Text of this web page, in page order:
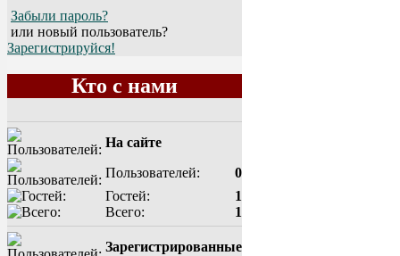
Забыли пароль?
или новый пользователь?
Зарегистрируйся!
Кто с нами
На сайте
Пользователей:
0
Гостей:
1
Всего:
1
Зарегистрированные